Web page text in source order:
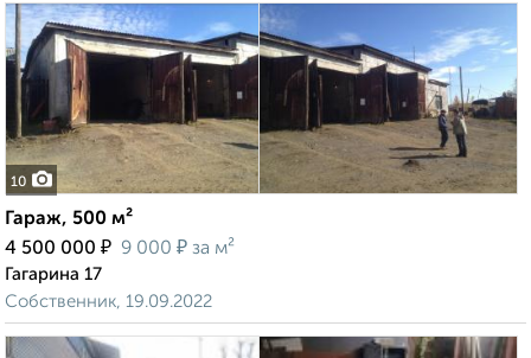
10
Гараж, 500 м²
4 500 000 ₽ 9 000 ₽ за м²
Гагарина 17
Собственник, 19.09.2022